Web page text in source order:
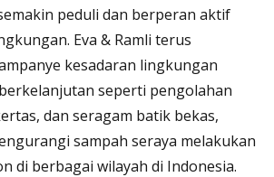
peduli dan berperan aktif
Eva & Ramli terus
kesadaran lingkungan
seperti pengolahan
dan seragam batik bekas,
sampah seraya melakukan
di berbagai wilayah di Indonesia.